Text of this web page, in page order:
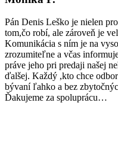
Pán Denis Leško je nielen
tom,čo robí, ale zároveň je
Komunikácia s ním je na
zrozumiteľne a včas
práve jeho pri predaji našej
ďalšej. Každý ,kto chce
bývaní ľahko a bez
Ďakujeme za spoluprácu…